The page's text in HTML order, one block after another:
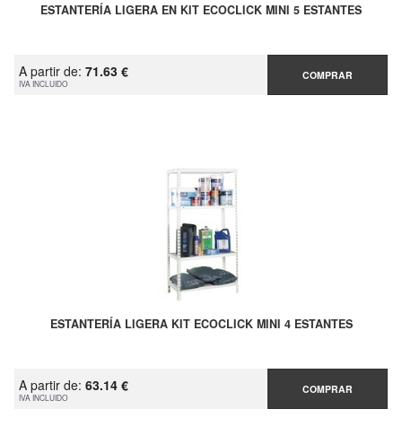
ESTANTERÍA LIGERA EN KIT ECOCLICK MINI 5 ESTANTES
A partir de: 71.63 €
IVA INCLUIDO
COMPRAR
ESTANTERÍA LIGERA KIT ECOCLICK MINI 4 ESTANTES
A partir de: 63.14 €
IVA INCLUIDO
COMPRAR